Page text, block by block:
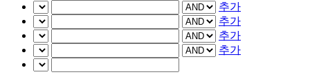
추가
추가
추가
추가